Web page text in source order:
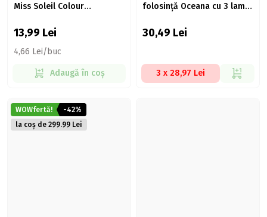
Miss Soleil Colour
13,99 Lei
4,66 Lei/buc
Adaugă în coș
folosință Oceana cu 3 lame,
30,49 Lei
3 x 28,97 Lei
WOWfertă!
-42%
la coș de 299.99 Lei